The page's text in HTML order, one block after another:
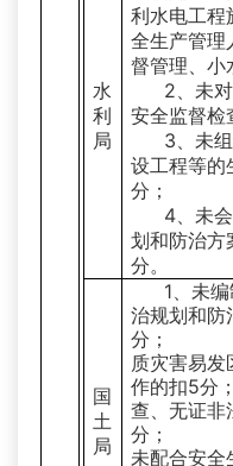
水
利
局
利水电工程
全生产管理
督管理、小
2、未
安全监督检
3、未
设工程等的
分；
4、未
划和防治方
分。
国
土
局
1、未
治规划和防
分
质灾害易
作的扣5分
查、无证非
未配合安全